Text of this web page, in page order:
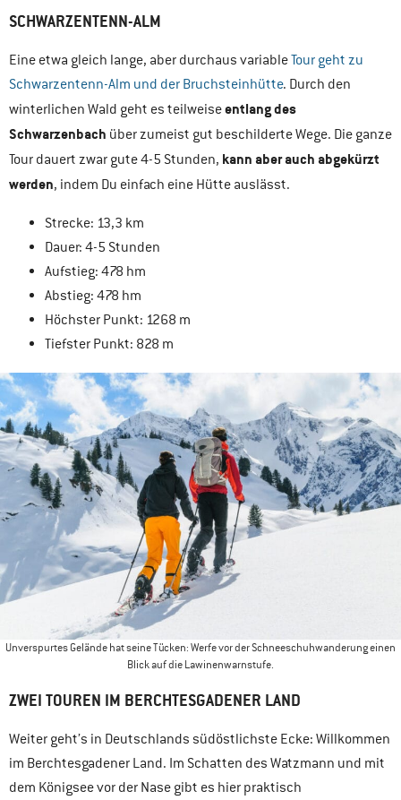
SCHWARZENTENN-ALM
Eine etwa gleich lange, aber durchaus variableTour geht zu
Schwarzentenn-Alm und der Bruchsteinhütte. Durch den
winterlichen Wald geht es teilweiseentlang des
Schwarzenbach über zumeist gut beschilderte Wege. Die ganze
Tour dauert zwar gute 4-5 Stunden, kann aber auch abgekürzt
werden, indem Du einfach eine Hütte auslässt.
Strecke: 13,3 km
Dauer: 4-5 Stunden
Aufstieg: 478 hm
Abstieg: 478 hm
Höchster Punkt: 1268 m
Tiefster Punkt: 828 m
Unverspurtes Gelände hat seine Tücken: Werfe vor der Schneeschuhwanderung einen
Blick auf die Lawinenwarnstufe.
ZWEI TOUREN IM BERCHTESGADENER LAND
Weiter geht’s in Deutschlands südöstlichste Ecke: Willkommen
im Berchtesgadener Land. Im Schatten des Watzmann und mit
dem Königsee vor der Nase gibt es hier praktisch